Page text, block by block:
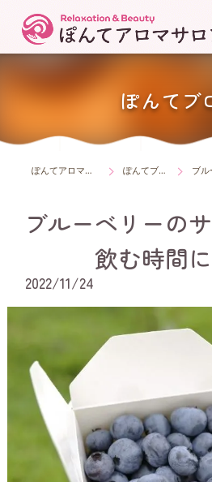
ぽんてブ
ぽんてアロマサロン ぽんてブログ ブル
ブルーベリーの
飲む時間
2022/11/24